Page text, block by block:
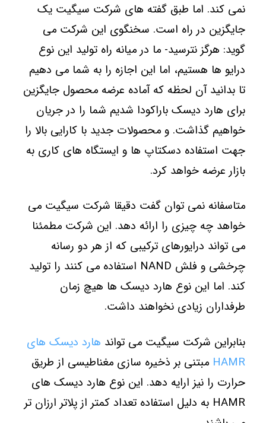
نمی کند. اما طبق گفته های شرکت سیگیت یک
جایگزین در راه است. سخنگوی این شرکت می
گوید: هرگز نترسید- ما در میانه راه تولید این نوع
درایو ها هستیم، اما این اجازه را به شما می دهیم
تا بدانید آن لحظه که آماده عرضه محصول جایگزین
برای هارد دیسک باراکودا شدیم شما را در جریان
خواهیم گذاشت. و محصولات جدید با کارایی بالا را
جهت استفاده دسکتاپ ها و ایستگاه های کاری به
بازار عرضه خواهد کرد.
متاسفانه نمی توان گفت دقیقا شرکت سیگیت می
خواهد چه چیزی را ارائه دهد. این شرکت مطمئنا
می تواند درایورهای ترکیبی که از هر دو رسانه
چرخشی و فلش NAND استفاده می کنند را تولید
کند. اما این نوع هارد دیسک ها هیچ زمان
طرفداران زیادی نخواهند داشت.
بنابراین شرکت سیگیت می تواند هارد دیسک های
HAMR مبتنی بر ذخیره سازی مغناطیسی از طریق
حرارت را نیز ارایه دهد. این نوع هارد دیسک های
HAMR به دلیل استفاده تعداد کمتر از پلاتر ارزان تر